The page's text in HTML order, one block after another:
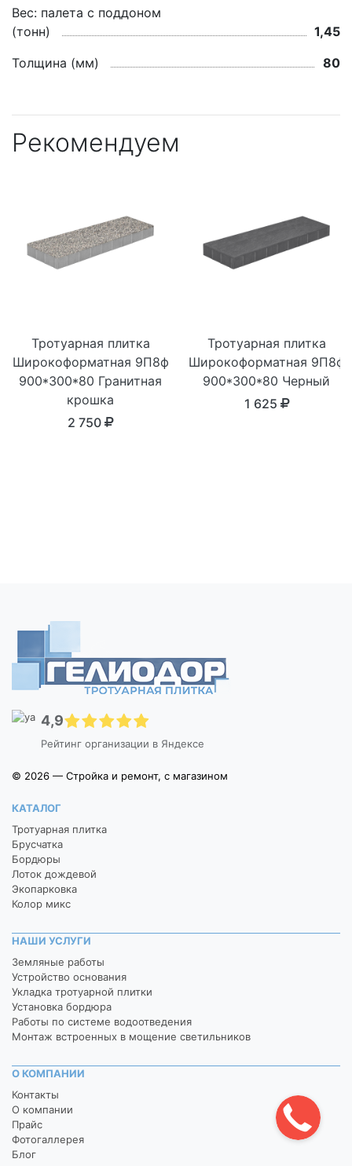
Вес: палета с поддоном
(тонн)
1,45
Толщина (мм)
80
Рекомендуем
Тротуарная плитка
Широкоформатная 9П8ф
900*300*80 Гранитная
крошка
2 750
Тротуарная плитка
Широкоформатная 9П8ф
900*300*80 Черный
1 625
4,9
Рейтинг организации в Яндексе
© 2026 — Стройка и ремонт, с магазином
КАТАЛОГ
Тротуарная плитка
Брусчатка
Бордюры
Лоток дождевой
Экопарковка
Колор микс
НАШИ УСЛУГИ
Земляные работы
Устройство основания
Укладка тротуарной плитки
Установка бордюра
Работы по системе водоотведения
Монтаж встроенных в мощение светильников
О КОМПАНИИ
Контакты
О компании
Прайс
Фотогаллерея
Блог